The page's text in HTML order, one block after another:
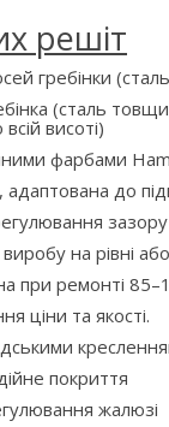
решіт
гребінки
(сталь
висоті)
фарбами
адаптована до
на рівні
при ремонті
ціни та якості.
покриття
жалюзі